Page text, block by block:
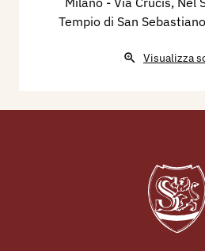
Tempio di San
Visualizza